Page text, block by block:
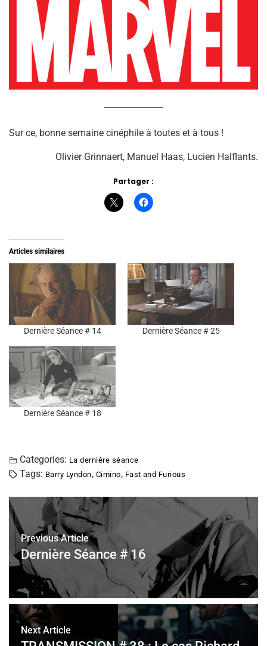
Sur ce, bonne semaine cinéphile à toutes et à tous !
Olivier Grinnaert, Manuel Haas, Lucien Halflants.
Partager :
Articles similaires
Dernière Séance # 14 Dernière Séance # 25
Dernière Séance # 18
Categories: La dernière séance
Tags: Barry Lyndon, Cimino, Fast and Furious
Previous Article
Dernière Séance # 16
Next Article